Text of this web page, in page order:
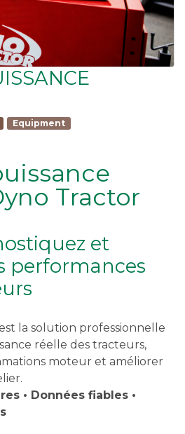
Equipment
Tractor
et
performances
la solution professionnelle
réelle des tracteurs,
moteur et améliorer
• Données fiables •